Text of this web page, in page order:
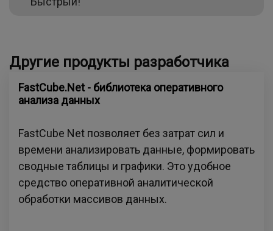
Другие продукты разработчика
FastCube.Net - библиотека оперативного
анализа данных
FastCube Net позволяет без затрат сил и
времени анализировать данные, формировать
сводные таблицы и графики. Это удобное
средство оперативной аналитической
обработки массивов данных.